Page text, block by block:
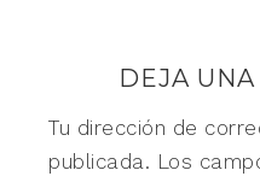
DEJA
Tu dirección de
publicada. Los